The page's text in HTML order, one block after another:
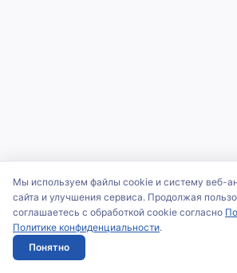
Мы используем файлы cookie и систему веб-
сайта и улучшения сервиса. Продолжая
соглашаетесь с обработкой cookie согласно
Политике конфиденциальности.
Понятно